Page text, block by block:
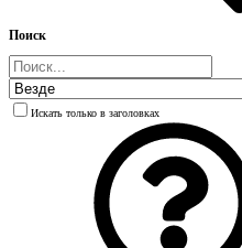
Поиск
Искать только в заголовках